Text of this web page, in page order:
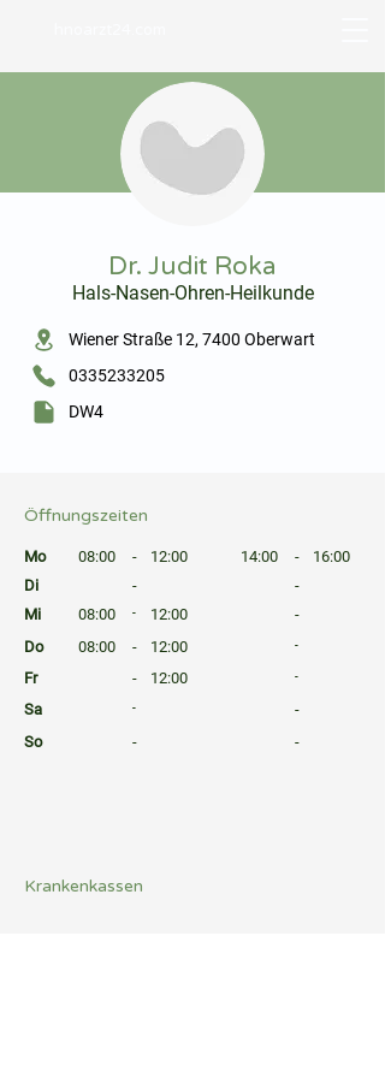
Dr. Judit Roka
Hals-Nasen-Ohren-Heilkunde
Wiener Straße 12, 7400 Oberwart
0335233205
DW4
Öffnungszeiten
Mo
08:00 - 12:00 14:00 -
16:00
Di
-
-
Mi
08:00 - 12:00
-
Do
08:00 - 12:00 -
Fr - 12:00 -
Sa -
-
So
-
-
Krankenkassen